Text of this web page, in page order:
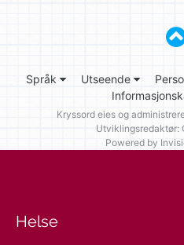
Språk Utseende
Kryssord eies og
Utviklingsredaktør:
Powered by
Helse